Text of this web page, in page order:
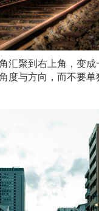
汇聚到右上角，变
与方向，而不要单